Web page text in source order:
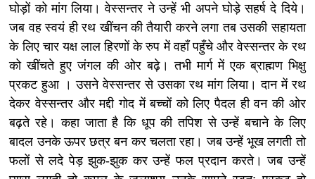
घोड़ों को मांग लिया। वेस्सन्तर ने उन्हें भी अपने घोड़े सहर्ष दे दिये।
जब वह स्वयं ही रथ खींचन की तैयारी करने लगा तब उसकी सहायता
के लिए चार यक्ष लाल हिरणों के रुप में वहाँ पहुँचे और वेस्सन्तर के रथ
को खींचते हुए जंगल की ओर बढ़े। तभी मार्ग में एक ब्राह्मण भिक्षु
प्रकट हुआ । उसने वेस्सन्तर से उसका रथ मांग लिया। दान में रथ
देकर वेस्सन्तर और मद्दी गोद में बच्चों को लिए पैदल ही वन की ओर
बढ़ते रहे। कहा जाता है कि धूप की तपिश से उन्हें बचाने के लिए
बादल उनके ऊपर छत्र बन कर चलता रहा। जब उन्हें भूख लगती तो
फलों से लदे पेड़ झुक-झुक कर उन्हें फल प्रदान करते। जब उन्हें